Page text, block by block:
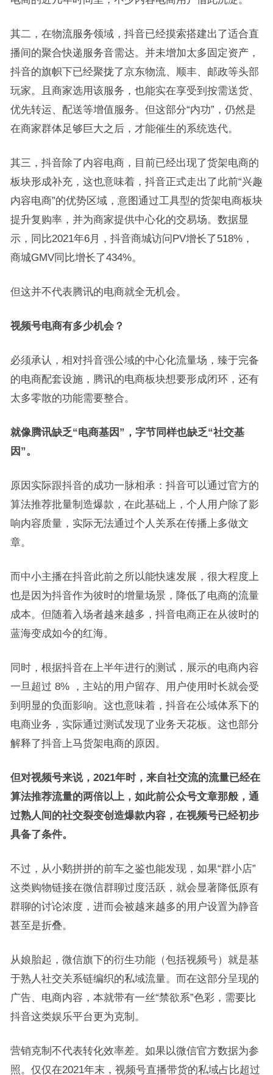
其二，在物流服务领域，抖音已经摸索搭建出了适合直
播间的聚合快递服务音需达。并未增加太多固定资产，
抖音的旗帜下已经聚拢了京东物流、顺丰、邮政等头部
玩家。且商家选用该服务，也能实在享受到按需送货、
优先转运、配送等增值服务。但这部分“内功”，仍然是
在商家群体足够巨大之后，才能催生的系统迭代。
其三，抖音除了内容电商，目前已经出现了货架电商的
板块形成补充，这也意味着，抖音正式走出了此前“兴趣
内容电商”的优势区域，意图通过工具型的货架电商板块
提升复购率，并为商家提供中心化的交易场。数据显
示，同比2021年6月，抖音商城访问PV增长了518%，
商城GMV同比增长了434%。
但这并不代表腾讯的电商就全无机会。
视频号电商有多少机会？
必须承认，相对抖音强公域的中心化流量场，臻于完备
的电商配套设施，腾讯的电商板块想要形成闭环，还有
太多零散的功能需要整合。
就像腾讯缺乏“电商基因”，字节同样也缺乏“社交基
因”。
原因实际跟抖音的成功一脉相承：抖音可以通过官方的
算法推荐批量制造爆款，在此基础上，个人用户除了影
响内容质量，实际无法通过个人关系在传播上多做文
章。
而中小主播在抖音此前之所以能快速发展，很大程度上
也是因为抖音作为彼时的增量场景，降低了电商的流量
成本。但随着入场者越来越多，抖音电商正在从彼时的
蓝海变成如今的红海。
同时，根据抖音在上半年进行的测试，展示的电商内容
一旦超过 8% ，主站的用户留存、用户使用时长就会受
到明显的负面影响。这也意味着，抖音在公域体系下的
电商业务，实际通过测试发现了业务天花板。这也部分
解释了抖音上马货架电商的原因。
但对视频号来说，2021年时，来自社交流的流量已经在
算法推荐流量的两倍以上，如此前公众号文章那般，通
过熟人间的社交裂变创造爆款内容，在视频号已经初步
具备了条件。
不过，从小鹅拼拼的前车之鉴也能发现，如果“群小店”
这类购物链接在微信群聊过度活跃，就会显著降低原有
群聊的讨论浓度，进而会被越来越多的用户设置为静音
甚至是折叠。
从娘胎起，微信旗下的衍生功能（包括视频号）就是基
于熟人社交关系链编织的私域流量。而在这部分呈现的
广告、电商内容，本就带有一丝“禁欲系”色彩，需要比
抖音这类娱乐平台更为克制。
营销克制不代表转化效率差。如果以微信官方数据为参
照。仅仅在2021年末，视频号直播带货的私域占比超过